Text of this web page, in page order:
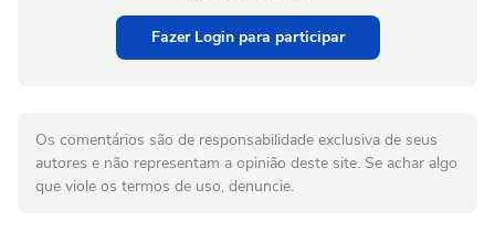
Fazer Login para participar
Os comentários são de responsabilidade exclusiva de seus
autores e não representam a opinião deste site. Se achar algo
que viole os termos de uso, denuncie.